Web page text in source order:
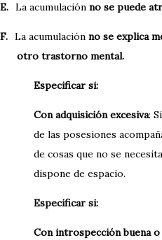
E. La acumulación no se puede
F. La acumulación no se explica
otro trastorno mental.
Especificar si:
Con adquisición excesiva:
de las posesiones
de cosas que no se
dispone de espacio.
Especificar si:
Con introspección buena